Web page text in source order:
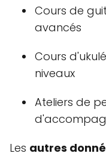
Cours de
avancés
Cours
niveaux
Ateliers de
Les autres